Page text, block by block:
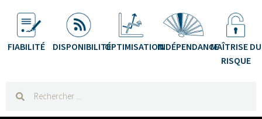
FIABILITÉ DISPONIBILITÉOPTIMISATIONINDÉPENDANCEMAÎTRISE DU
RISQUE